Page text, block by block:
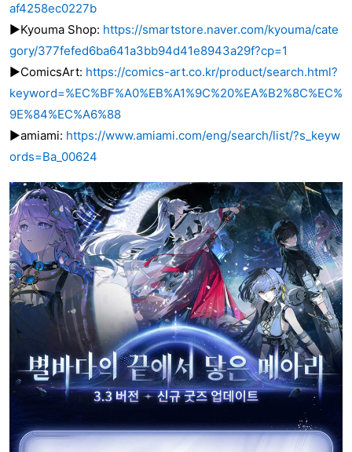
af4258ec0227b
▶Kyouma Shop: https://smartstore.naver.com/kyouma/cate
gory/377fefed6ba641a3bb94d41e8943a29f?cp=1
▶ComicsArt: https://comics-art.co.kr/product/search.html?
keyword=%EC%BF%A0%EB%A1%9C%20%EA%B2%8C%EC%
9E%84%EC%A6%88
▶amiami: https://www.amiami.com/eng/search/list/?s_keyw
ords=Ba_00624